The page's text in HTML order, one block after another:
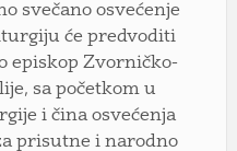
svečano osvećenje
će predvoditi
episkop Zvorničko-
sa početkom u
i čina osvećenja
prisutne i narodno